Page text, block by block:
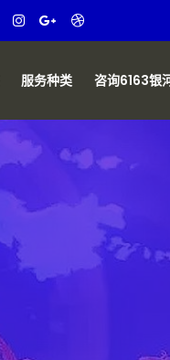
服务种类 咨询6163银